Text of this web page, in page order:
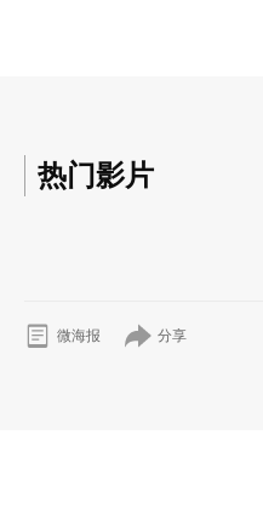
热门影片
微海报 分享